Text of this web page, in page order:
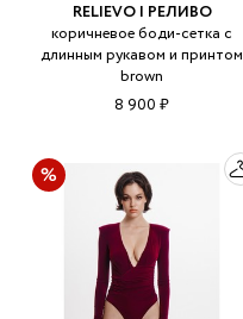
RELIEVO | РЕЛИВО
коричневое боди-сетка с
длинным рукавом и принтом
brown
8 900 ₽